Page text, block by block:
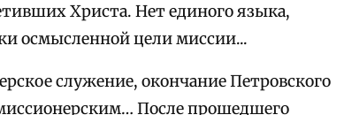
Христа. Нет единого языка,
осмысленной цели миссии...
служение, окончание Петровского
После прошедшего